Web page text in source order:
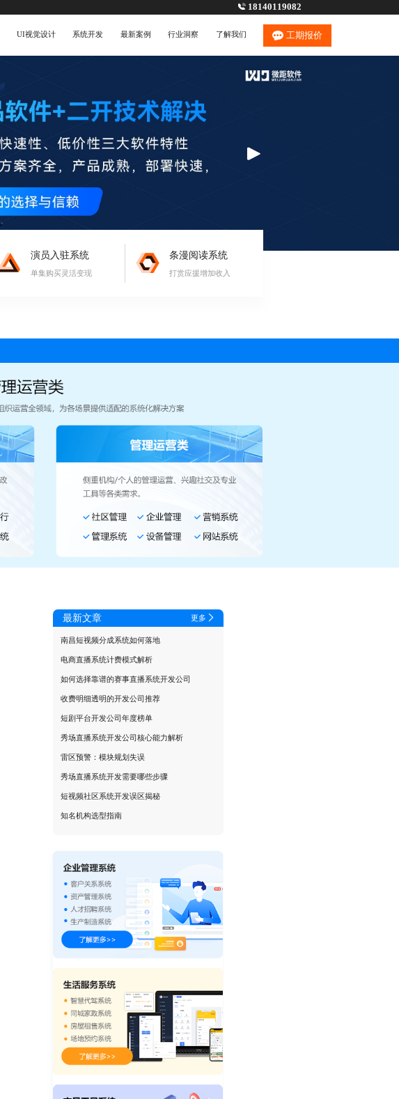
18140119082
UI视觉设计 系统开发 最新案例 行业洞察 了解我们 工期报价
演员入驻系统
单集购买灵活变现
条漫阅读系统
打赏应援增加收入
最新文章 更多
南昌短视频分成系统如何落地
电商直播系统计费模式解析
如何选择靠谱的赛事直播系统开发公司
收费明细透明的开发公司推荐
短剧平台开发公司年度榜单
秀场直播系统开发公司核心能力解析
雷区预警：模块规划失误
秀场直播系统开发需要哪些步骤
短视频社区系统开发误区揭秘
知名机构选型指南